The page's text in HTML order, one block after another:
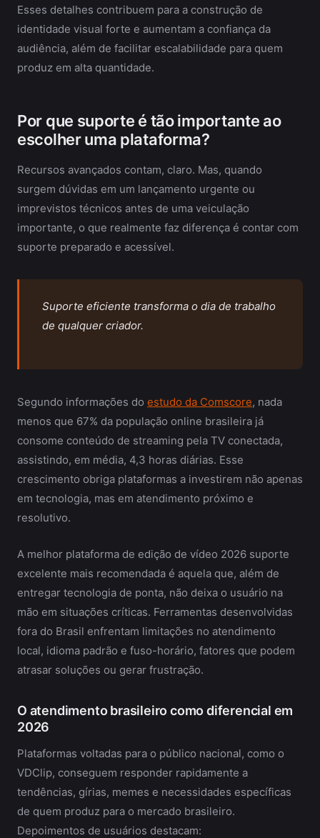
Esses detalhes contribuem para a construção de
identidade visual forte e aumentam a confiança da
audiência, além de facilitar escalabilidade para quem
produz em alta quantidade.
Por que suporte é tão importante ao
escolher uma plataforma?
Recursos avançados contam, claro. Mas, quando
surgem dúvidas em um lançamento urgente ou
imprevistos técnicos antes de uma veiculação
importante, o que realmente faz diferença é contar com
suporte preparado e acessível.
Suporte eficiente transforma o dia de trabalho
de qualquer criador.
Segundo informações do estudo da Comscore, nada
menos que 67% da população online brasileira já
consome conteúdo de streaming pela TV conectada,
assistindo, em média, 4,3 horas diárias. Esse
crescimento obriga plataformas a investirem não apenas
em tecnologia, mas em atendimento próximo e
resolutivo.
A melhor plataforma de edição de vídeo 2026 suporte
excelente mais recomendada é aquela que, além de
entregar tecnologia de ponta, não deixa o usuário na
mão em situações críticas. Ferramentas desenvolvidas
fora do Brasil enfrentam limitações no atendimento
local, idioma padrão e fuso-horário, fatores que podem
atrasar soluções ou gerar frustração.
O atendimento brasileiro como diferencial em
2026
Plataformas voltadas para o público nacional, como o
VDClip, conseguem responder rapidamente a
tendências, gírias, memes e necessidades específicas
de quem produz para o mercado brasileiro.
Depoimentos de usuários destacam: